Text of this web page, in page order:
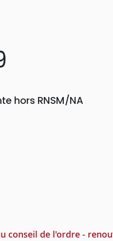
hors RNSM/NA
conseil de l'ordre -